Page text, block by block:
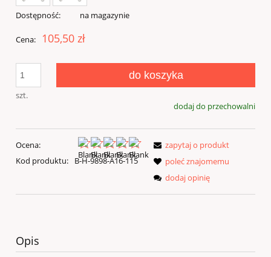
Dostępność: na magazynie
Cena: 105,50 zł
szt.
do koszyka
dodaj do przechowalni
Ocena:
Kod produktu:
B-H-9898-A16-115
zapytaj o produkt
poleć znajomemu
dodaj opinię
Opis